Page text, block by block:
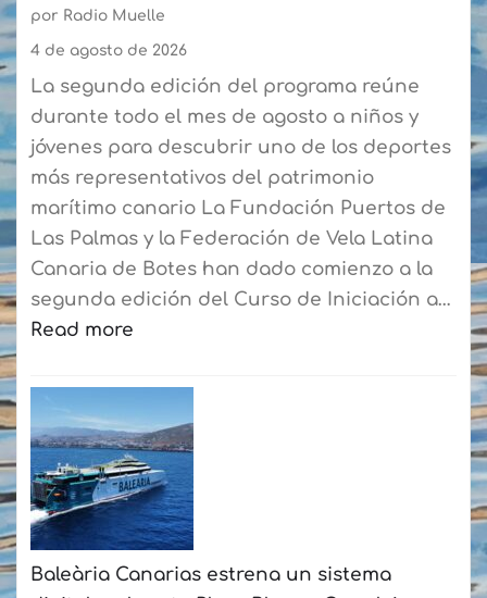
del
6,8%
por Radio Muelle
4 de agosto de 2026
La segunda edición del programa reúne
durante todo el mes de agosto a niños y
jóvenes para descubrir uno de los deportes
más representativos del patrimonio
marítimo canario La Fundación Puertos de
Las Palmas y la Federación de Vela Latina
Canaria de Botes han dado comienzo a la
segunda edición del Curso de Iniciación a…
Read more
La
Fundación
Puertos
de
Las
Palmas
y
Baleària Canarias estrena un sistema